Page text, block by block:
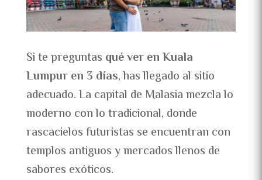
Si te preguntas qué ver en Kuala
Lumpur en 3 días, has llegado al sitio
adecuado. La capital de Malasia mezcla lo
moderno con lo tradicional, donde
rascacielos futuristas se encuentran con
templos antiguos y mercados llenos de
sabores exóticos.